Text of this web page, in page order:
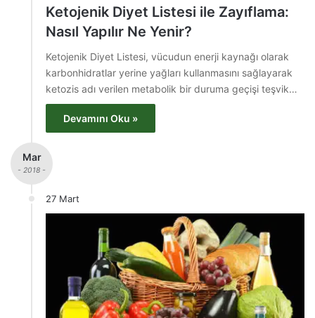
Ketojenik Diyet Listesi ile Zayıflama:
Nasıl Yapılır Ne Yenir?
Ketojenik Diyet Listesi, vücudun enerji kaynağı olarak
karbonhidratlar yerine yağları kullanmasını sağlayarak
ketozis adı verilen metabolik bir duruma geçişi teşvik…
Devamını Oku »
Mar
- 2018 -
27 Mart